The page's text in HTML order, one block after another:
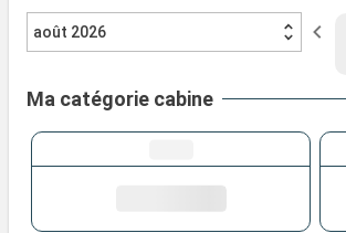
août 2026
Ma catégorie cabine